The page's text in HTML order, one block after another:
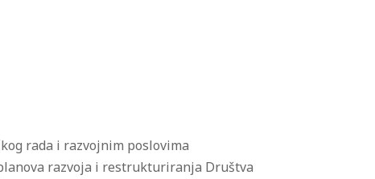
rada i razvojnim poslovima
razvoja i restrukturiranja Društva